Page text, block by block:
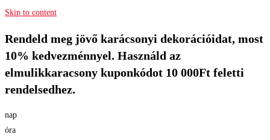
Skip to content
Rendeld meg jövő karácsonyi dekorációidat, most
10% kedvezménnyel. Használd az
elmulikkaracsony kuponkódot 10 000Ft feletti
rendelsedhez.
nap
óra